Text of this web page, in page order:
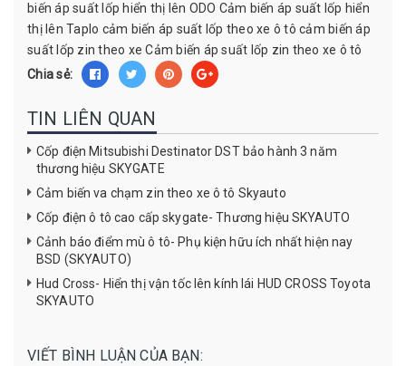
biến áp suất lốp hiển thị lên ODO Cảm biến áp suất lốp hiển
thị lên Taplo cảm biến áp suất lốp theo xe ô tô cảm biến áp
suất lốp zin theo xe Cảm biến áp suất lốp zin theo xe ô tô
Chia sẻ:
TIN LIÊN QUAN
Cốp điện Mitsubishi Destinator DST bảo hành 3 năm
thương hiệu SKYGATE
Cảm biến va chạm zin theo xe ô tô Skyauto
Cốp điện ô tô cao cấp skygate- Thương hiệu SKYAUTO
Cảnh báo điểm mù ô tô- Phụ kiện hữu ích nhất hiện nay
BSD (SKYAUTO)
Hud Cross- Hiển thị vận tốc lên kính lái HUD CROSS Toyota
SKYAUTO
VIẾT BÌNH LUẬN CỦA BẠN: